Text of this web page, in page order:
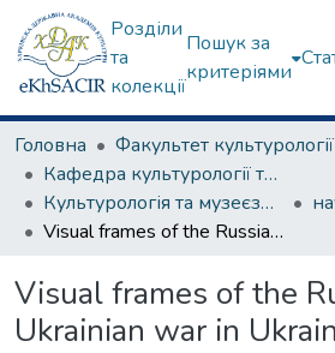
Розділи
та
колекції
Пошук за
критеріями
Головна
Кафедра культурології та музеєзнавства
Культурологія та музеєзнавство
Visual frames of the Russian-Ukrainian war in Ukrainian culture
Visual frames of the
Ukrainian war in